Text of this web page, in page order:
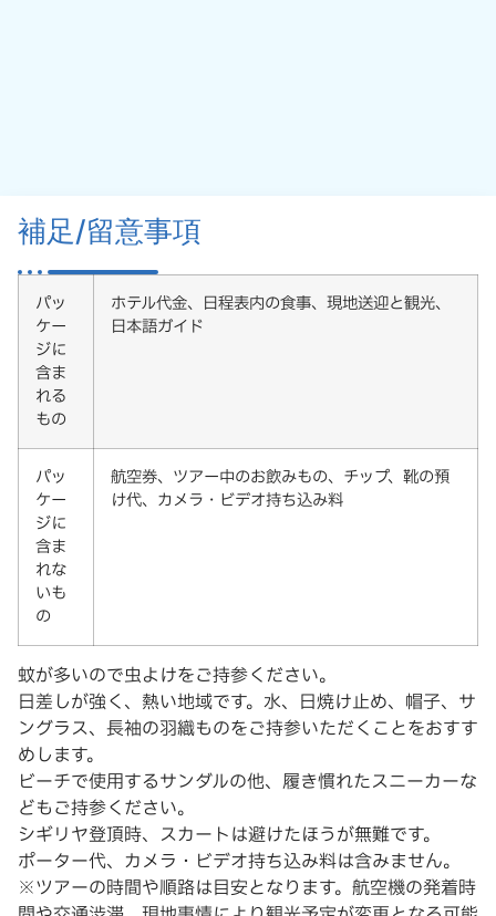
補足/留意事項
パッ
ケー
ジに
含ま
れる
もの
ホテル代金、日程表内の食事、現地送迎と観光、
日本語ガイド
パッ
ケー
ジに
含ま
れな
いも
の
航空券、ツアー中のお飲みもの、チップ、靴の預
け代、カメラ・ビデオ持ち込み料
蚊が多いので虫よけをご持参ください。
日差しが強く、熱い地域です。水、日焼け止め、帽子、サ
ングラス、長袖の羽織ものをご持参いただくことをおすす
めします。
ビーチで使用するサンダルの他、履き慣れたスニーカーな
どもご持参ください。
シギリヤ登頂時、スカートは避けたほうが無難です。
ポーター代、カメラ・ビデオ持ち込み料は含みません。
※ツアーの時間や順路は目安となります。航空機の発着時